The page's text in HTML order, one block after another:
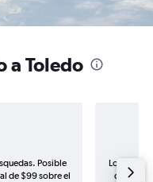
a Toledo
Posible
de $99 sobre el
Los
de